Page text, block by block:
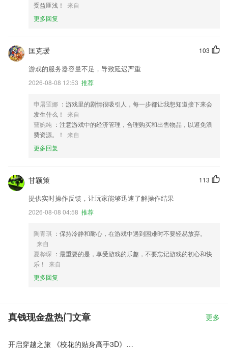
受益匪浅！
来自
更多回复
103
匡克瑗
游戏的服务器容量不足，导致延迟严重
2026-08-08 12:53 推荐
申屠罡娜 ：游戏里的剧情很吸引人，每一步都让我想知道接下来会
发生什么！
来自
曹婉纯 ：注意游戏中的经济管理，合理购买和出售物品，以避免浪
费资源。！
来自
更多回复
113
甘颖策
提供实时操作反馈，让玩家能够迅速了解操作结果
2026-08-08 04:58 推荐
陶青琪 ：保持冷静和耐心，在游戏中遇到困难时不要轻易放弃。
来自
夏桦琛 ：最重要的是，享受游戏的乐趣，不要忘记游戏的初心和快
乐！
来自
更多回复
真钱现金盘热门文章 更多
开启穿越之旅 《校花的贴身高手3D》8月25日不删档内测